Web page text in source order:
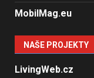
MobilMag.eu
NAŠE PROJEKTY
LivingWeb.cz